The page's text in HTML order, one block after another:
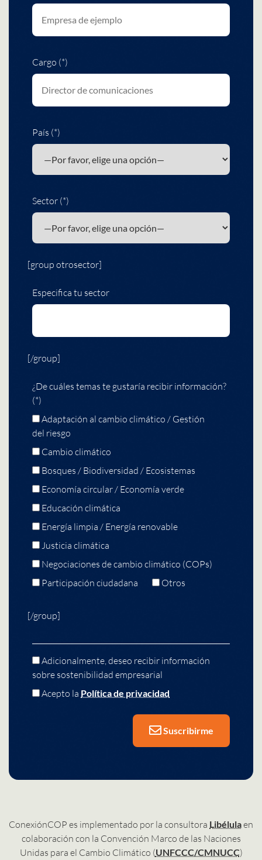
Cargo (*)
País (*)
Sector (*)
[group otrosector]
Especifica tu sector
[/group]
¿De cuáles temas te gustaría recibir información?
(*)
Adaptación al cambio climático / Gestión
del riesgo
Cambio climático
Bosques / Biodiversidad / Ecosistemas
Economía circular / Economía verde
Educación climática
Energía limpia / Energía renovable
Justicia climática
Negociaciones de cambio climático (COPs)
Participación ciudadana
Otros
[/group]
Adicionalmente, deseo recibir información
sobre sostenibilidad empresarial
Acepto la Política de privacidad
Suscribirme
ConexiónCOP es implementado por la consultora Libélulaen
colaboración con la Convención Marco de las Naciones
Unidas para el Cambio Climático (UNFCCC/CMNUCC)